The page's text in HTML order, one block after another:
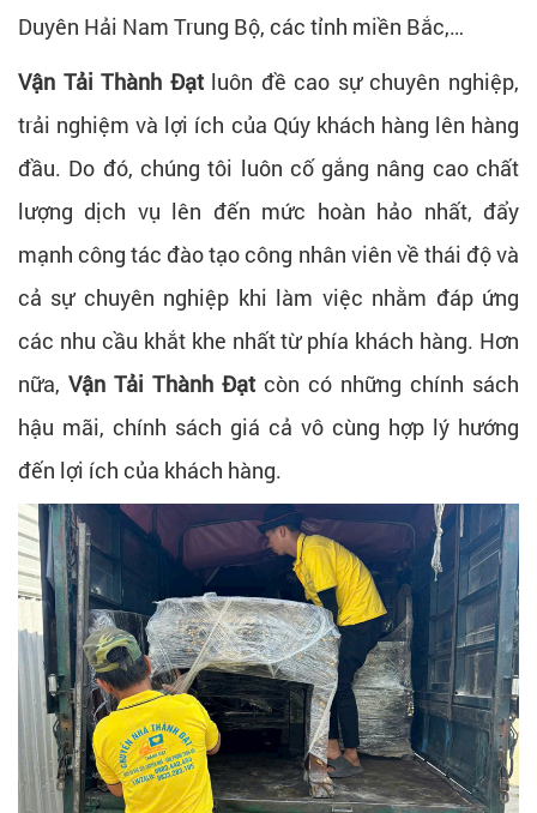
Duyên Hải Nam Trung Bộ, các tỉnh miền Bắc,…
Vận Tải Thành Đạtluôn đề cao sự chuyên nghiệp,
trải nghiệm và lợi ích của Qúy khách hàng lên hàng
đầu. Do đó, chúng tôi luôn cố gắng nâng cao chất
lượng dịch vụ lên đến mức hoàn hảo nhất, đẩy
mạnh công tác đào tạo công nhân viên về thái độ và
cả sự chuyên nghiệp khi làm việc nhằm đáp ứng
các nhu cầu khắt khe nhất từ phía khách hàng. Hơn
nữa, Vận Tải Thành Đạt còn có những chính sách
hậu mãi, chính sách giá cả vô cùng hợp lý hướng
đến lợi ích của khách hàng.